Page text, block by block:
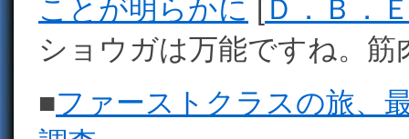
ことが明らかに [Ｄ．Ｂ．
ショウガは万能ですね。筋
■ファーストクラスの旅、